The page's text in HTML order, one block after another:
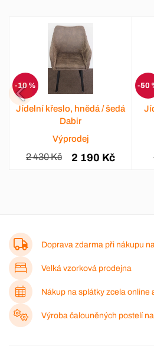
-10 %
Jídelní křeslo, hnědá / šedá
Dabir
Výprodej
2 430 Kč 2 190 Kč
-50
Doprava zdarma při nákupu
Velká vzorková prodejna
Nákup na splátky zcela online
Výroba čalouněných postelí